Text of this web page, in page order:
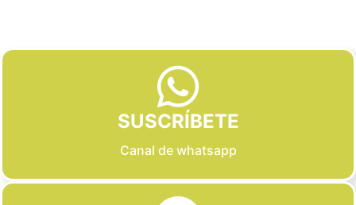
SUSCRÍBETE
Canal de whatsapp